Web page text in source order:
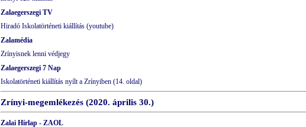
Zalaegerszegi TV
Hiradó Iskolatörténeti kiállítás (youtube)
Zalamédia
Zrínyisnek lenni védjegy
Zalaegerszegi 7 Nap
Iskolatörténeti kiállítás nyílt a Zrínyiben (14. oldal)
Zrínyi-megemlékezés (2020. április 30.)
Zalai Hírlap - ZAOL